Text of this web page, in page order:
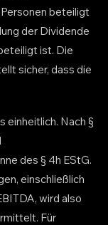
beteiligt
der Dividende
ist. Die
sicher, dass die
einheitlich. Nach §
des § 4h EStG.
einschließlich
wird also
Für